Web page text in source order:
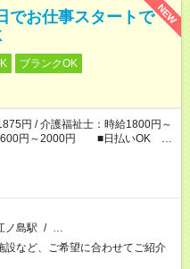
NEW
でお仕事スタートで
ブランクOK
円 / 介護福祉士：時給1800円～
1600円～2000円 ■日払いOK ■
円×8h）
ノ島駅 / …
など、ご希望に合わせてご紹介